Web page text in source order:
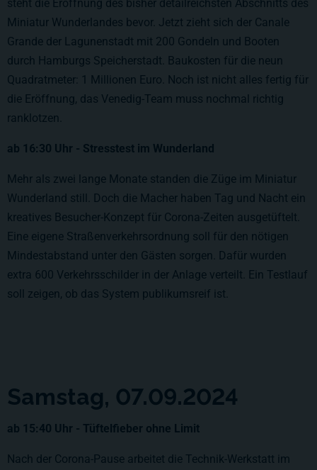
steht die Eröffnung des bisher detailreichsten Abschnitts des
Miniatur Wunderlandes bevor. Jetzt zieht sich der Canale
Grande der Lagunenstadt mit 200 Gondeln und Booten
durch Hamburgs Speicherstadt. Baukosten für die neun
Quadratmeter: 1 Millionen Euro. Noch ist nicht alles fertig für
die Eröffnung, das Venedig-Team muss nochmal richtig
ranklotzen.
ab 16:30 Uhr - Stresstest im Wunderland
Mehr als zwei lange Monate standen die Züge im Miniatur
Wunderland still. Doch die Macher haben Tag und Nacht ein
kreatives Besucher-Konzept für Corona-Zeiten ausgetüftelt.
Eine eigene Straßenverkehrsordnung soll für den nötigen
Mindestabstand unter den Gästen sorgen. Dafür wurden
extra 600 Verkehrsschilder in der Anlage verteilt. Ein Testlauf
soll zeigen, ob das System publikumsreif ist.
Samstag, 07.09.2024
ab 15:40 Uhr - Tüftelfieber ohne Limit
Nach der Corona-Pause arbeitet die Technik-Werkstatt im